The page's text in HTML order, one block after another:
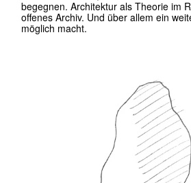
Mammutbaum
Warum stehen in und um Stuttgart so viele Sequoias?🌲